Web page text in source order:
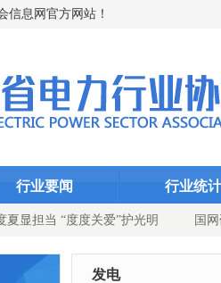
信息网官方网站！
行业要闻 行业统计
夏显担当 “度度关爱”护光明 国
公司：吹响百日攻坚号角 党建引领供
发电